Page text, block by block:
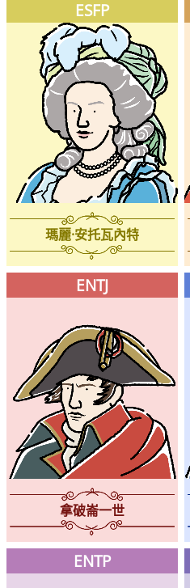
ESFP
瑪麗·安托瓦內特
ENTJ
拿破崙一世
ENTP